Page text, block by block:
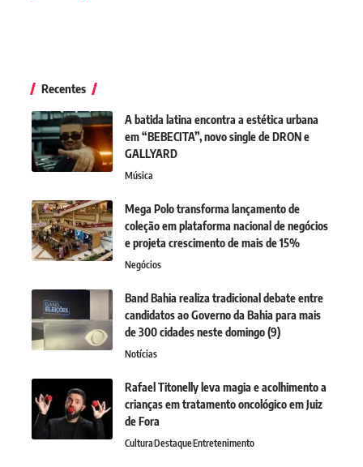
Recentes
A batida latina encontra a estética urbana
em “BEBECITA”, novo single de DRON e
GALLYARD
Música
Mega Polo transforma lançamento de
coleção em plataforma nacional de negócios
e projeta crescimento de mais de 15%
Negócios
Band Bahia realiza tradicional debate entre
candidatos ao Governo da Bahia para mais
de 300 cidades neste domingo (9)
Notícias
Rafael Titonelly leva magia e acolhimento a
crianças em tratamento oncológico em Juiz
de Fora
CulturaDestaqueEntretenimento